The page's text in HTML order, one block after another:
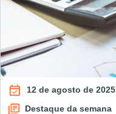
12 de agosto de 2025
Destaque da semana